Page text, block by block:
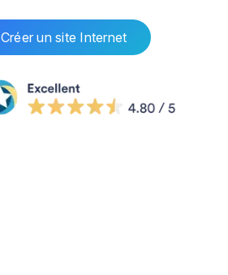
Créer un site Internet